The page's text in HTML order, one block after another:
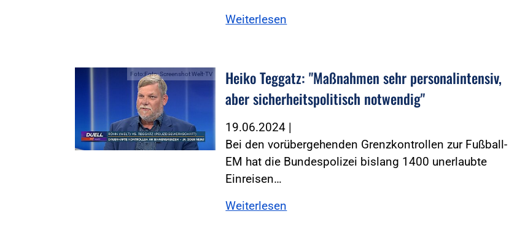
Weiterlesen
Foto:Foto: Screenshot Welt-TV
Heiko Teggatz: "Maßnahmen sehr personalintensiv,
aber sicherheitspolitisch notwendig"
19.06.2024 |
Bei den vorübergehenden Grenzkontrollen zur Fußball-
EM hat die Bundespolizei bislang 1400 unerlaubte
Einreisen…
Weiterlesen